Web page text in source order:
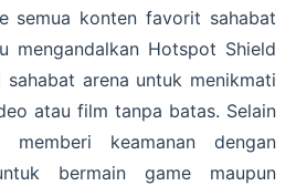
semua konten favorit sahabat
mengandalkan Hotspot Shield
sahabat arena untuk menikmati
atau film tanpa batas. Selain
keamanan dengan
bermain game maupun